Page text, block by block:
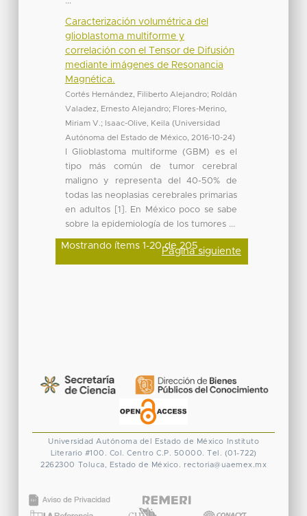
Caracterización volumétrica del
glioblastoma multiforme y
correlación con el Tensor de Difusión
mediante imágenes de Resonancia
Magnética.
Cortés Hernández, Filiberto Alejandro; Roldán
Valadez, Ernesto Alejandro; Flores-Merino,
Miriam V. ; Isaac-Olive, Keila (Universidad
Autónoma del Estado de México, 2016-10-24)
l Glioblastoma multiforme (GBM) es el
tipo más común de tumor cerebral
maligno y representa del 40-50% de
todas las neoplasias cerebrales primarias
en adultos [1]. En México poco se sabe
sobre la epidemiología de los tumores ...
Mostrando ítems 1-20 de 205Página siguiente
Universidad Autónoma del Estado de México
Instituto
Literario #100. Col. Centro C.P. 50000. Tel. (01-722)
2262300 Toluca, Estado de México. rectoria@uaemex.mx